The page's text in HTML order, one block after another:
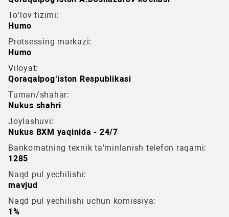
To‘lov tizimi:
Humo
Protsessing markazi:
Humo
Viloyat:
Qoraqalpog‘iston Respublikasi
Tuman/shahar:
Nukus shahri
Joylashuvi:
Nukus BXM yaqinida - 24/7
Bankomatning texnik ta'minlanish telefon raqami:
1285
Naqd pul yechilishi:
mavjud
Naqd pul yechilishi uchun komissiya:
1%